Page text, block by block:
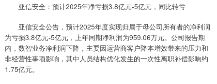
亚信安全：预计2025年净亏损3.8亿元-5亿元，同比转亏
亚信安全公告，预计2025年度实现归属于母公司所有者的净利润
为亏损3.8亿元-5亿元，上年同期净利润为959.06万元。公司报告期
内，数智业务净利润下降，主要因运营商客户降本增效带来的压力和
非经营性事项影响，其中人员结构优化发生的一次性离职补偿影响约
1.75亿元。